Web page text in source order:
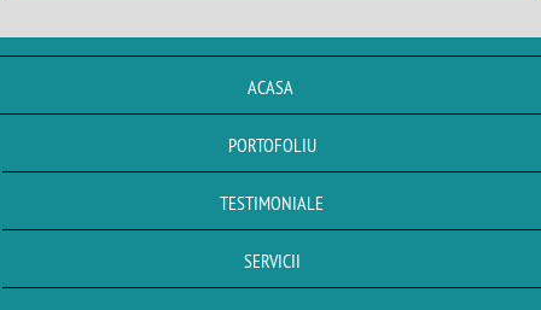
ACASA
PORTOFOLIU
TESTIMONIALE
SERVICII